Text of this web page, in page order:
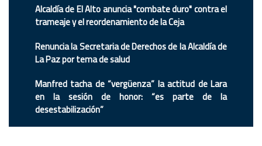
Alcaldía de El Alto anuncia "combate duro" contra el
trameaje y el reordenamiento de la Ceja
Renuncia la Secretaria de Derechos de la Alcaldía de
La Paz por tema de salud
Manfred tacha de “vergüenza” la actitud de Lara
en la sesión de honor: “es parte de la
desestabilización”